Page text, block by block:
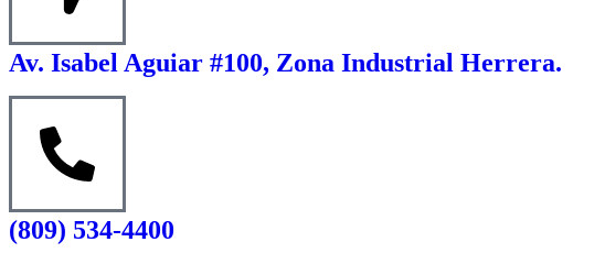
Av. Isabel Aguiar #100, Zona Industrial Herrera.
(809) 534-4400